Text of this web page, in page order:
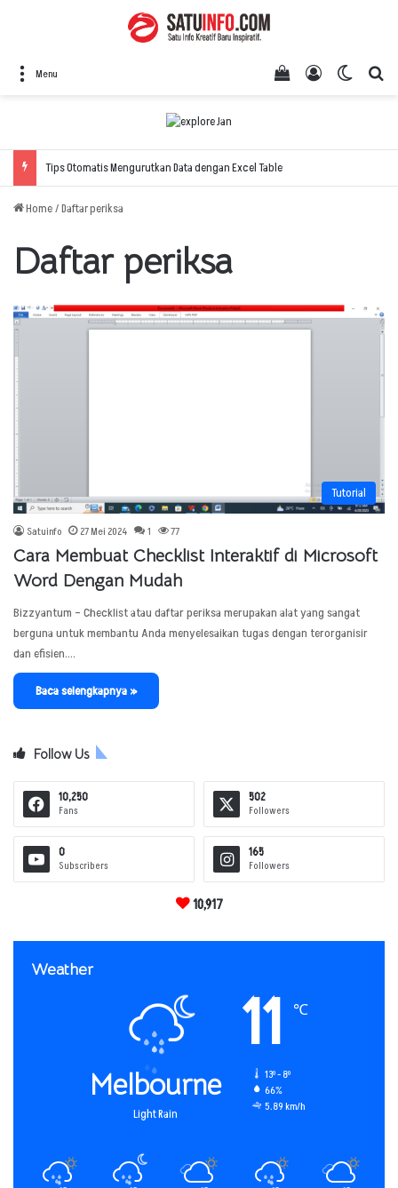
Menu Switch
Log In
View your
Tips Otomatis Mengurutkan Data dengan Excel Table
Home/Daftar periksa
Daftar periksa
Tutorial
Satuinfo 27 Mei 2024 1 77
Cara Membuat Checklist Interaktif di Microsoft
Word Dengan Mudah
Bizzyantum – Checklist atau daftar periksa merupakan alat yang sangat
berguna untuk membantu Anda menyelesaikan tugas dengan terorganisir
dan efisien.…
Baca selengkapnya »
Follow Us
10,250
Fans
502
Followers
0
Subscribers
165
Followers
10,917
Weather
Melbourne
Light Rain
11 ℃
13º - 8º
66%
5.89 km/h